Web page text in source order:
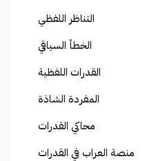
التناظر اللفظي
الخطأ السياقي
القدرات اللفظية
المفردة الشاذة
محاكي القدرات
منصة العراب في القدرات